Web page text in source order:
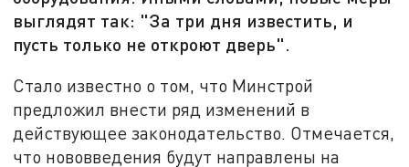
выглядят так: "За три дня известить, и
пусть только не откроют дверь".
Стало известно о том, что Минстрой
предложил внести ряд изменений в
действующее законодательство. Отмечается,
что нововведения будут направлены на